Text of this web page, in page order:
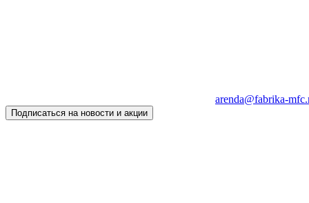
arenda@fabrika-
Подписаться на новости и акции